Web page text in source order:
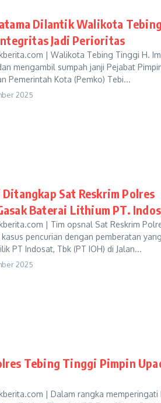
Dilantik Walikota Tebing
Jadi Perioritas
| Walikota Tebing Tinggi H.
mengambil sumpah janji Pejabat
Pemerintah Kota (Pemko) Tebi...
2025
Sat Reskrim Polres
Baterai Lithium PT.
| Tim opsnal Sat Reskrim
pencurian dengan pemberatan yang
PT Indosat, Tbk (PT IOH) di Jalan...
2025
Tebing Tinggi Pimpin
| Dalam rangka memperingati